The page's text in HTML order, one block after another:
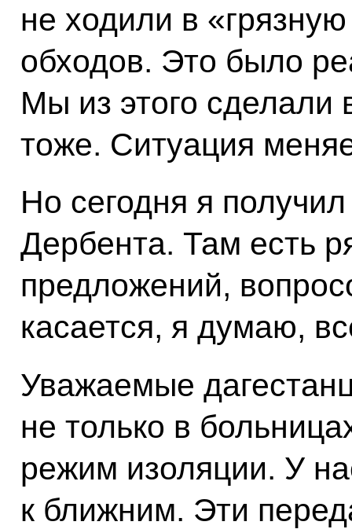
не ходили в
обходов. Это было
Мы из этого сделали
тоже. Ситуация
Но сегодня я
Дербента. Там есть
предложений,
касается, я думаю,
Уважаемые
не только в
режим изоляции. У
к ближним. Эти